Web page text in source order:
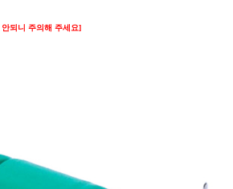
되니 주의해 주세요]